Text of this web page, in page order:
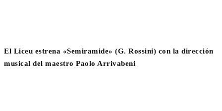
El Liceu estrena «Semiramide» (G. Rossini) con la dirección
musical del maestro Paolo Arrivabeni